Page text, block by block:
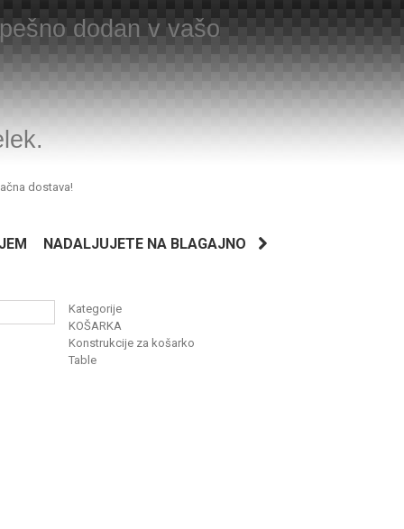
dodan v vašo
dostava!
NADALJUJETE NA BLAGAJNO
Kategorije
KOŠARKA
Konstrukcije za košarko
Table